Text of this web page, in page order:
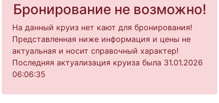
Бронирование не возможно!
На данный круиз нет кают для бронирования!
Представленная ниже информация и цены не
актуальная и носит справочный характер!
Последняя актуализация круиза была 31.01.2026
06:06:35